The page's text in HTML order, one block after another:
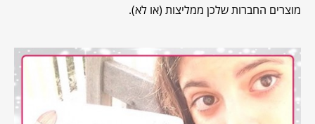
מוצרים החברות שלכן ממליצות (או לא).